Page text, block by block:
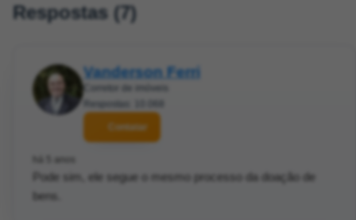
Respostas (7)
Vanderson Ferri
Corretor de imóveis
Respostas: 10.068
Contatar
há 5 anos
Pode sim, ele segue o mesmo processo da doação de
bens.